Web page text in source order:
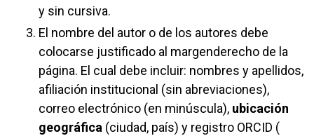
y sin cursiva.
El nombre del autor o de los autores debe
colocarse justificado al margenderecho de la
página. El cual debe incluir: nombres y apellidos,
afiliación institucional (sin abreviaciones),
correo electrónico (en minúscula), ubicación
geográfica (ciudad, país) y registro ORCID (